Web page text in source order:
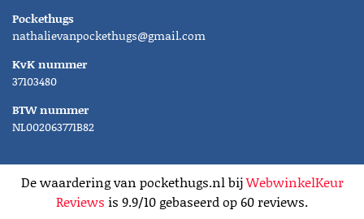
Pockethugs
nathalievanpockethugs@gmail.com
KvK nummer
37103480
BTW nummer
NL002063771B82
De waardering van pockethugs.nl bijWebwinkelKeur
Reviews is 9.9/10 gebaseerd op 60 reviews.